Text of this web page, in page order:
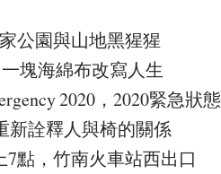
公園與山地黑猩猩
塊海綿布改寫人生
2020，2020緊急狀態
詮釋人與椅的關係
點，竹南火車站西出口